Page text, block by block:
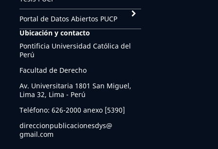
Portal de Datos Abiertos PUCP
Ubicación y contacto
Pontificia Universidad Católica del
Perú
Facultad de Derecho
Av. Universitaria 1801 San Miguel,
Lima 32, Lima - Perú
Teléfono: 626-2000 anexo [5390]
direccionpublicacionesdys@
gmail.com